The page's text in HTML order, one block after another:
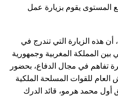
المستوى يقوم بزيارة عمل
أن هذه الزيارة التي تندرج في
بين المملكة المغربية وجمهورية
تفاهم في مجال الدفاع، بحضور
للقوات المسلحة الملكية
أول محمد هرمو، قائد الدرك